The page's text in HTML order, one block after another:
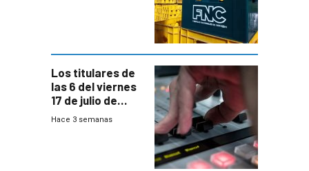
Los titulares de
las 6 del viernes
17 de julio de
2026
Hace 3 semanas